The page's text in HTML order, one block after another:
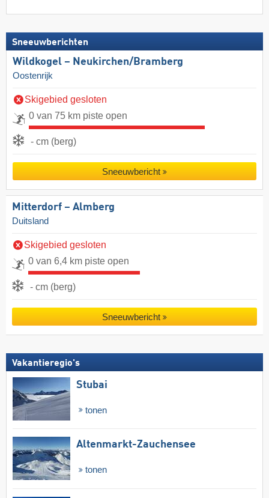
Sneeuwberichten
Wildkogel – Neukirchen/​Bramberg
Oostenrijk
Skigebied gesloten
0 van 75 km piste open
- cm (berg)
Sneeuwbericht
Mitterdorf – Almberg
Duitsland
Skigebied gesloten
0 van 6,4 km piste open
- cm (berg)
Sneeuwbericht
Vakantieregio's
Stubai
tonen
Altenmarkt-Zauchensee
tonen